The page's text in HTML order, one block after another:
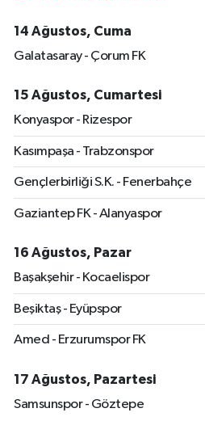
14 Ağustos, Cuma
Galatasaray - Çorum FK
15 Ağustos, Cumartesi
Konyaspor - Rizespor
Kasımpaşa - Trabzonspor
Gençlerbirliği S.K. - Fenerbahçe
Gaziantep FK - Alanyaspor
16 Ağustos, Pazar
Başakşehir - Kocaelispor
Beşiktaş - Eyüpspor
Amed - Erzurumspor FK
17 Ağustos, Pazartesi
Samsunspor - Göztepe